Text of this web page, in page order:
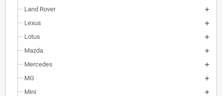
Land Rover
Lexus
Lotus
Mazda
Mercedes
MG
Mini